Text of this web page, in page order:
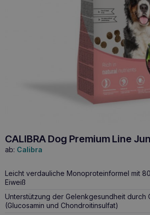
CALIBRA Dog Premium Line
ab: Calibra
Leicht verdauliche Monoproteinformel mit
Eiweiß
Unterstützung der Gelenkgesundheit durch
(Glucosamin und Chondroitinsulfat)